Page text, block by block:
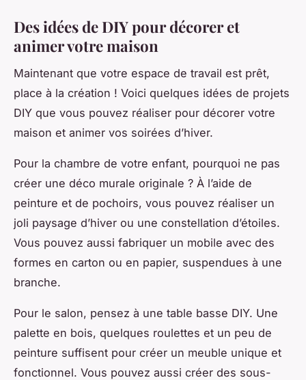
Des idées de DIY pour décorer et
animer votre maison
Maintenant que votre espace de travail est prêt,
place à la création ! Voici quelques idées de projets
DIY que vous pouvez réaliser pour décorer votre
maison et animer vos soirées d’hiver.
Pour la chambre de votre enfant, pourquoi ne pas
créer une déco murale originale ? À l’aide de
peinture et de pochoirs, vous pouvez réaliser un
joli paysage d’hiver ou une constellation d’étoiles.
Vous pouvez aussi fabriquer un mobile avec des
formes en carton ou en papier, suspendues à une
branche.
Pour le salon, pensez à une table basse DIY. Une
palette en bois, quelques roulettes et un peu de
peinture suffisent pour créer un meuble unique et
fonctionnel. Vous pouvez aussi créer des sous-